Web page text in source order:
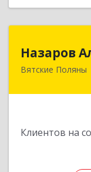
Назаров
Вятские Поляны
Клиентов на